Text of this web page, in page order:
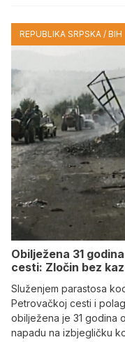
REPUBLIKA SRPSKA / BIH
Obilježena 31
cesti: Zločin bez
Služenjem parastosa
Petrovačkoj cesti i
obilježena je 31 godina
napadu na izbjegličku